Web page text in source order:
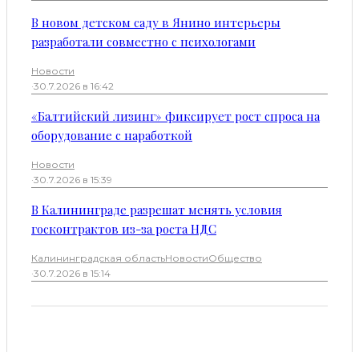
В новом детском саду в Янино интерьеры
разработали совместно с психологами
Новости
·30.7.2026 в 16:42
«Балтийский лизинг» фиксирует рост спроса на
оборудование с наработкой
Новости
·30.7.2026 в 15:39
В Калининграде разрешат менять условия
госконтрактов из-за роста НДС
Калининградская областьНовостиОбщество
·30.7.2026 в 15:14